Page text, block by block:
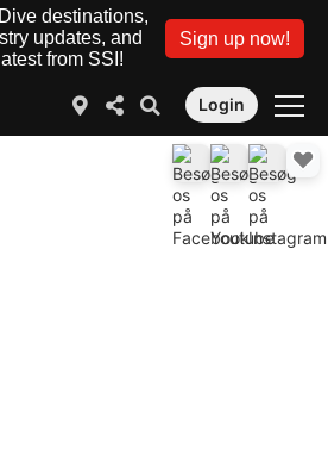
destinations,
updates, and
from SSI!
Sign up now!
Login